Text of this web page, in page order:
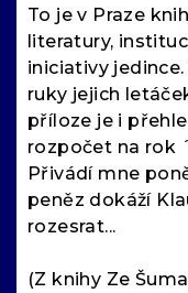
To je v Praze
literatury,
iniciativy
ruky jejich
příloze je i
rozpočet na rok
Přivádí mne
peněz dokáží
rozesrat...
(Z knihy Ze